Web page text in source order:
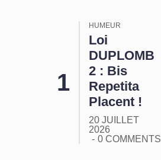
HUMEUR
Loi
DUPLOMB
2 : Bis
Repetita
Placent !
20 JUILLET
2026
0 COMMENTS